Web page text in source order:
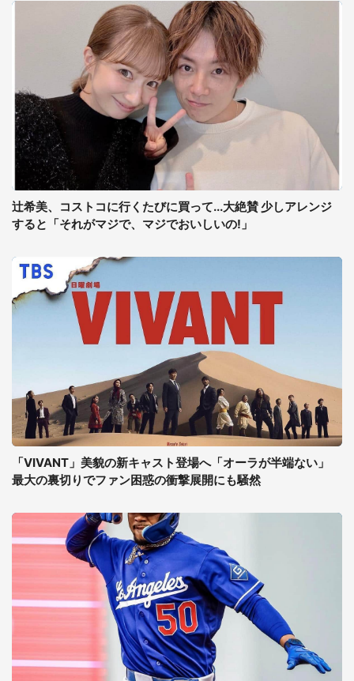
辻希美、コストコに行くたびに買って...大絶賛 少しアレンジ
すると「それがマジで、マジでおいしいの!」
「VIVANT」美貌の新キャスト登場へ「オーラが半端ない」
最大の裏切りでファン困惑の衝撃展開にも騒然